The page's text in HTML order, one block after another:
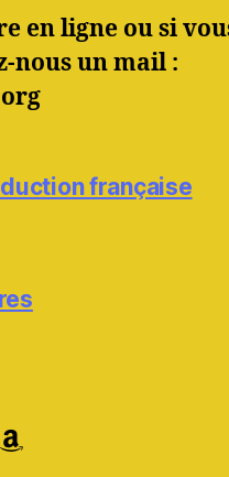
en ligne ou si
nous un mail :
française
Amazon